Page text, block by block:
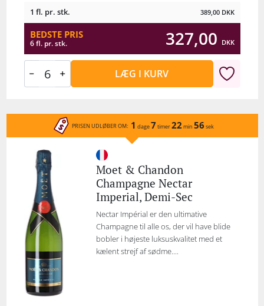
Leder du efter en helt speciel og spændende
champagne til en festlig anledning, kan vi især anbefale
en af Moët &amp; Chandons vintage-champagner, som
er yderst populære. Med en vintage-champagne får du
ikke bare en standard champagne, men en champagne
fra en særlig god årgang, hvor høsten var efter de helt
rette forhold og derfor gav en række af eksklusive
her. Vi leverer din champagne gratis, hvis du bestiller
for over 1000 kroner. Se også vores store udvalg af
Dom Perignon her.
1 fl. pr. stk. 389,00 DKK
BEDSTE PRIS
6 fl. pr. stk. 327,00 DKK
LÆG I KURV
PRISEN UDLØBER OM: 1 dage7 timer22 min 56 sek
Moet & Chandon
Champagne Nectar
Imperial, Demi-Sec
Nectar Impérial er den ultimative
Champagne til alle os, der vil have blide
bobler i højeste luksuskvalitet med et
kælent strejf af sødme....